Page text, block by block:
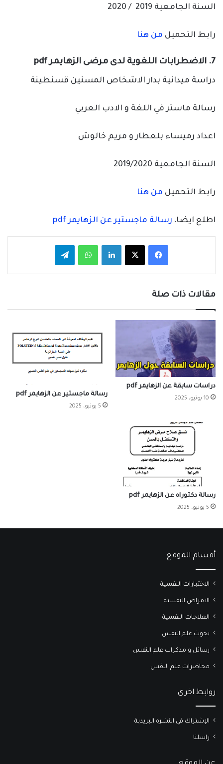
السنة الجامعية 2019 / 2020
رابط التحميل من هنا
7. الاضطرابات اللغوية لدى مرضى الزهايمر pdf
دراسة ميدانية بدار الاشخاص المسنين قسنطينة
رسالة ماستر في اللغة و الادب العربي
اعداد رميساء بلعطار و مريم خالوش
السنة الجامعية 2019/2020
رابط التحميل من هنا
اطلع ايضا، رسالة ماجستير عن الزهايمر pdf
فيسبوك لينكدإن واتساب
مقالات ذات صلة
دراسات سابقة عن الزهايمر pdf
10 يونيو، 2025
رسالة ماجستير عن الزهايمر pdf
5 يونيو، 2025
رسالة دكتوراه عن الزهايمر pdf
5 يونيو، 2025
أقسام الموقع
الاختبارات النفسية
الامراض النفسية
العلاجات النفسية
بحوث علم النفس
رسائل و مذكرات علم النفس
محاضرات علم النفس
روابط اخرى
الإشتراك في النشرة البريدية
راسلنا